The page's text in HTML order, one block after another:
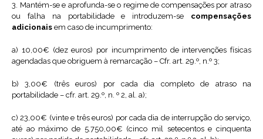
3. Mantém-se e aprofunda-se o regime de compensações por atraso
ou falha na portabilidade e introduzem-se compensações
adicionais em caso de incumprimento:
a) 10,00€ (dez euros) por incumprimento de intervenções físicas
agendadas que obriguem à remarcação – Cfr. art. 29.º, n.º 3;
b)3,00€ (três euros) por cada dia completo de atraso na
portabilidade – cfr. art. 29.º, n. º 2, al. a);
c)23,00€ (vinte e três euros) por cada dia de interrupção do serviço,
até ao máximo de 5.750,00€ (cinco mil setecentos e cinquenta